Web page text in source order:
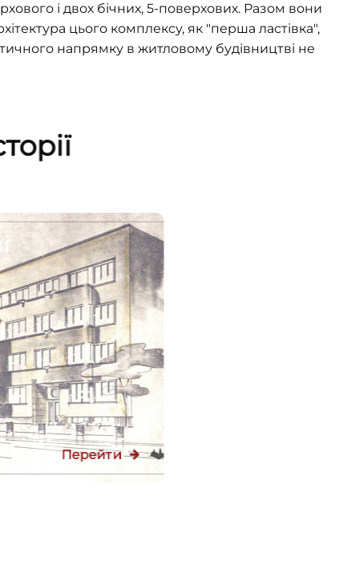
і двох бічних, 5-поверхових. Разом вони
цього комплексу, як "перша ластівка",
напрямку в житловому будівництві не
Перейти